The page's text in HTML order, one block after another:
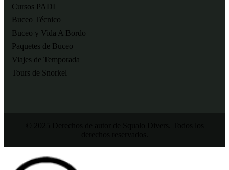
Cursos PADI
Buceo Técnico
Buceo y Vida A Bordo
Paquetes de Buceo
Viajes de Temporada
Tours de Snorkel